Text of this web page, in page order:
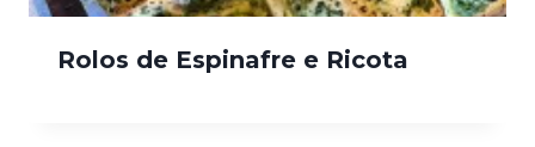
Rolos de Espinafre e Ricota